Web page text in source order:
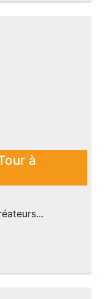
à